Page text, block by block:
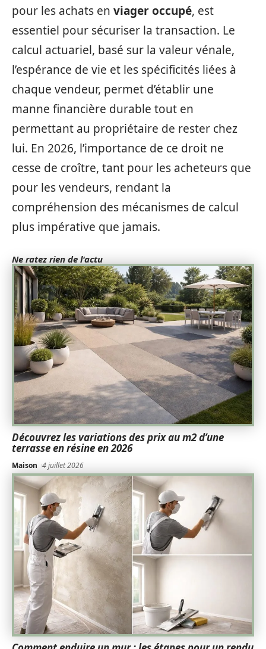
pour les achats en viager occupé, est
essentiel pour sécuriser la transaction. Le
calcul actuariel, basé sur la valeur vénale,
l’espérance de vie et les spécificités liées à
chaque vendeur, permet d’établir une
manne financière durable tout en
permettant au propriétaire de rester chez
lui. En 2026, l’importance de ce droit ne
cesse de croître, tant pour les acheteurs que
pour les vendeurs, rendant la
compréhension des mécanismes de calcul
plus impérative que jamais.
Ne ratez rien de l'actu
Découvrez les variations des prix au m2 d’une
terrasse en résine en 2026
Maison 4 juillet 2026